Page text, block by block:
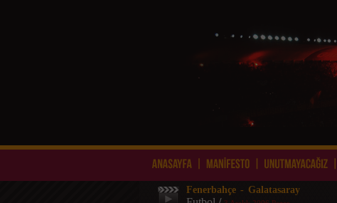
Fenerbahçe - Galatasaray